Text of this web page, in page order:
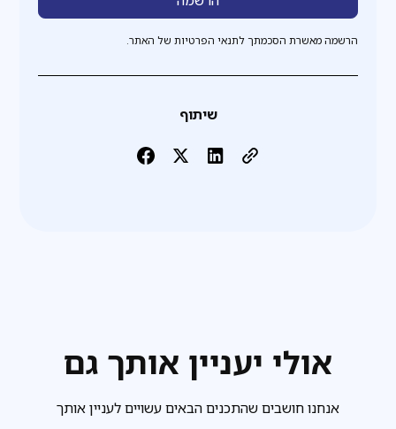
הרשמה מאשרת הסכמתך לתנאי הפרטיות של האתר.
שיתוף
אולי יעניין אותך גם
אנחנו חושבים שהתכנים הבאים עשויים לעניין אותך